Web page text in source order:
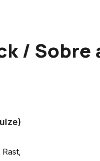
/ Sobre